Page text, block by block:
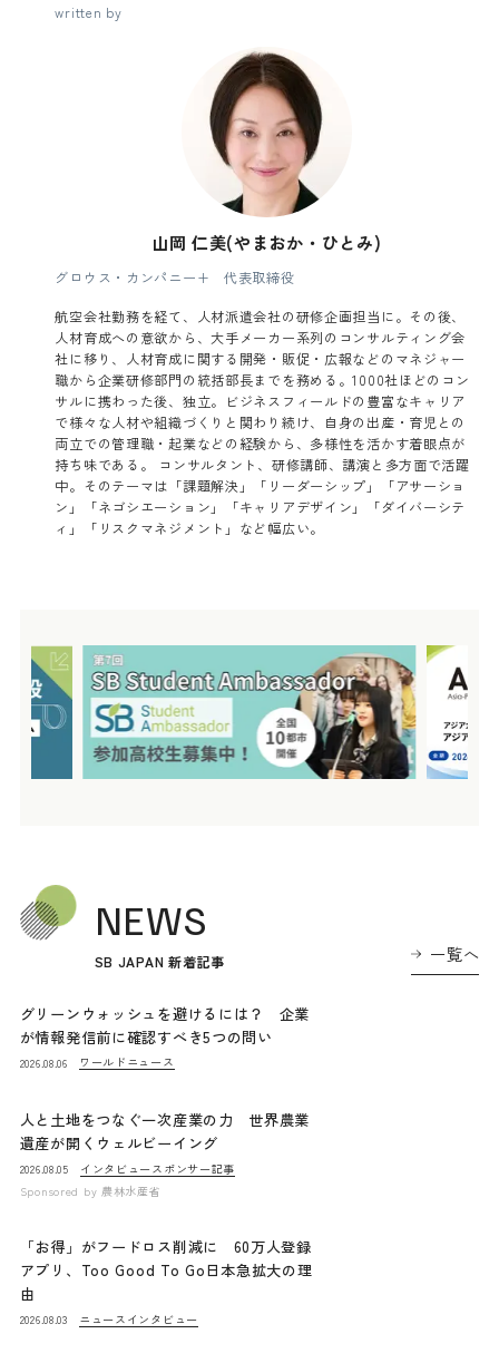
written by
山岡 仁美(やまおか・ひとみ)
グロウス・カンパニー+ 代表取締役
航空会社勤務を経て、人材派遣会社の研修企画担当に。その後、
人材育成への意欲から、大手メーカー系列のコンサルティング会
社に移り、人材育成に関する開発・販促・広報などのマネジャー
職から企業研修部門の統括部長までを務める。1000社ほどのコン
サルに携わった後、独立。ビジネスフィールドの豊富なキャリア
で様々な人材や組織づくりと関わり続け、自身の出産・育児との
両立での管理職・起業などの経験から、多様性を活かす着眼点が
持ち味である。 コンサルタント、研修講師、講演と多方面で活躍
中。そのテーマは「課題解決」「リーダーシップ」「アサーショ
ン」「ネゴシエーション」「キャリアデザイン」「ダイバーシテ
ィ」「リスクマネジメント」など幅広い。
NEWS
SB JAPAN 新着記事 一覧へ
グリーンウォッシュを避けるには？ 企業
が情報発信前に確認すべき5つの問い
2026.08.06 ワールドニュース
人と土地をつなぐ一次産業の力 世界農業
遺産が開くウェルビーイング
2026.08.05 インタビュー スポンサー記事
Sponsored by 農林水産省
「お得」がフードロス削減に 60万人登録
アプリ、Too Good To Go日本急拡大の理
由
2026.08.03 ニュース インタビュー